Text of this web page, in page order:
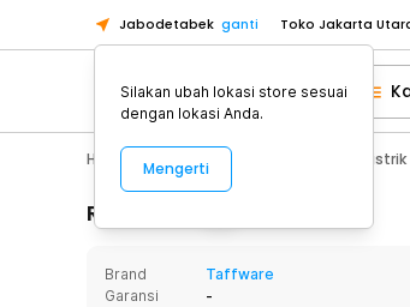
Jabodetabek ganti Toko Jakarta
Toko Tangerang
Toko Cikupa
Pick n Go Jakarta
Pick n Go Bekasi
Home Appliance Bor Listrik
Rincian Produk
Brand
Taffware
Garansi
-
Silakan ubah lokasi store sesuai
dengan lokasi Anda.
Mengerti